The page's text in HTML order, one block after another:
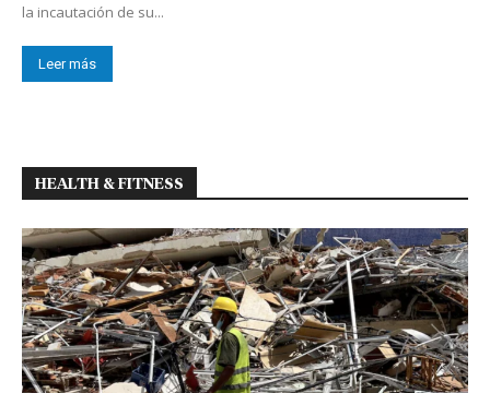
la incautación de su...
Leer más
HEALTH & FITNESS